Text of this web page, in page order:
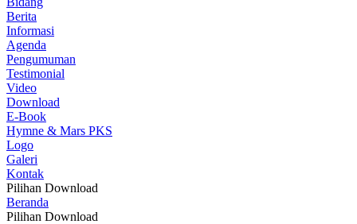
Berita
Informasi
Agenda
Pengumuman
Testimonial
Video
Download
E-Book
Hymne & Mars PKS
Logo
Galeri
Kontak
Pilihan Download
Beranda
Pilihan Download